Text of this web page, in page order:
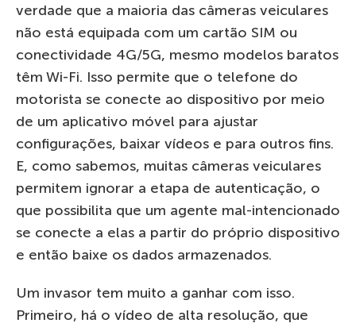
verdade que a maioria das câmeras veiculares
não está equipada com um cartão SIM ou
conectividade 4G/5G, mesmo modelos baratos
têm Wi-Fi. Isso permite que o telefone do
motorista se conecte ao dispositivo por meio
de um aplicativo móvel para ajustar
configurações, baixar vídeos e para outros fins.
E, como sabemos, muitas câmeras veiculares
permitem ignorar a etapa de autenticação, o
que possibilita que um agente mal-intencionado
se conecte a elas a partir do próprio dispositivo
e então baixe os dados armazenados.
Um invasor tem muito a ganhar com isso.
Primeiro, há o vídeo de alta resolução, que